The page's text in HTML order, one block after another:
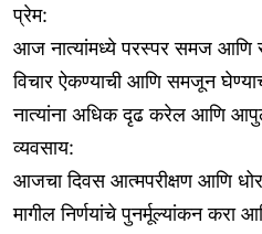
प्रेम:
आज नात्यांमध्ये परस्पर समज आणि
विचार ऐकण्याची आणि समजून
नात्यांना अधिक दृढ करेल आणि
व्यवसाय:
आजचा दिवस आत्मपरीक्षण आणि
मागील निर्णयांचे पुनर्मूल्यांकन करा